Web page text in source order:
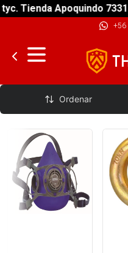
Apoquindo 7331. Piso
+56
Accesorios Trabajo y
Ordenar